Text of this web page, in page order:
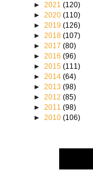
►2021(120)
►2020(110)
►2019(126)
►2018(107)
►2017(80)
►2016(96)
►2015(111)
►2014(64)
►2013(98)
►2012(85)
►2011(98)
►2010(106)